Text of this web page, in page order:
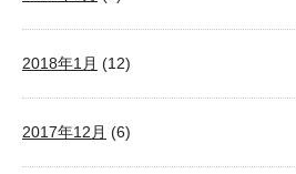
2018年1月 (12)
2017年12月 (6)